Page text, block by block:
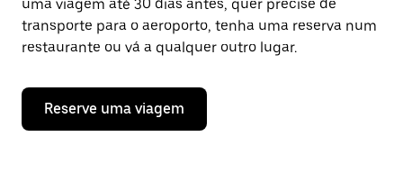
uma viagem até 30 dias antes, quer precise de
transporte para o aeroporto, tenha uma reserva num
restaurante ou vá a qualquer outro lugar.
Reserve uma viagem